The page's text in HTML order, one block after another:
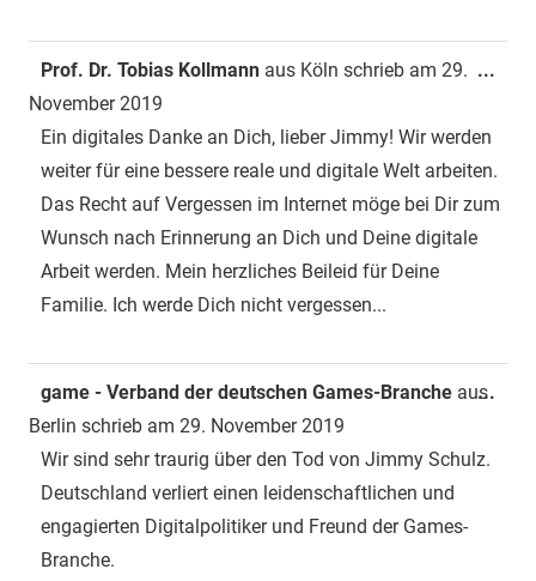
Prof. Dr. Tobias Kollmann aus Köln schrieb am 29.
November 2019
Ein digitales Danke an Dich, lieber Jimmy! Wir werden
weiter für eine bessere reale und digitale Welt arbeiten.
Das Recht auf Vergessen im Internet möge bei Dir zum
Wunsch nach Erinnerung an Dich und Deine digitale
Arbeit werden. Mein herzliches Beileid für Deine
Familie. Ich werde Dich nicht vergessen...
...
game - Verband der deutschen Games-Branche aus
Berlin schrieb am 29. November 2019
Wir sind sehr traurig über den Tod von Jimmy Schulz.
Deutschland verliert einen leidenschaftlichen und
engagierten Digitalpolitiker und Freund der Games-
Branche.
...